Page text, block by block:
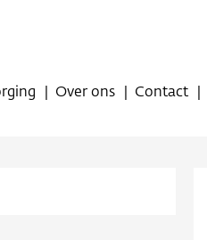
Over ons Contact